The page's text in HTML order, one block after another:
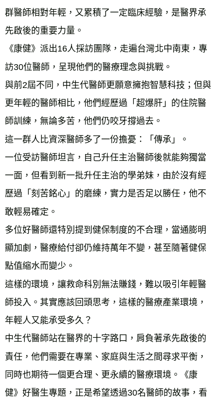
群醫師相對年輕，又累積了一定臨床經驗，是醫界承
先啟後的重要力量。
《康健》派出16人採訪團隊，走遍台灣北中南東，專
訪30位醫師，呈現他們的醫療理念與挑戰。
與前2屆不同，中生代醫師更願意擁抱智慧科技；但與
更年輕的醫師相比，他們經歷過「超爆肝」的住院醫
師訓練，無論多苦，他們仍咬牙撐過去。
這一群人比資深醫師多了一份擔憂：「傳承」。
一位受訪醫師坦言，自己升任主治醫師後就能夠獨當
一面，但看到新一批升任主治的學弟妹，由於沒有經
歷過「刻苦銘心」的磨練，實力是否足以勝任，他不
敢輕易確定。
多位好醫師還特別提到健保制度的不合理，當通膨明
顯加劇，醫療給付卻仍維持萬年不變，甚至隨著健保
點值縮水而變少。
這樣的環境，讓救命科別無法賺錢，難以吸引年輕醫
師投入。其實應該回頭思考，這樣的醫療產業環境，
年輕人又能承受多久？
中生代醫師站在醫界的十字路口，肩負著承先啟後的
責任，他們需要在專業、家庭與生活之間尋求平衡，
同時也期待一個更合理、更永續的醫療環境。《康
健》好醫生專題，正是希望透過30名醫師的故事，看